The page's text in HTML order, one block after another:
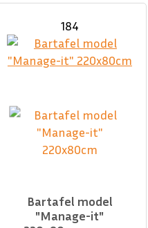
184
Bartafel model
"Manage-it"